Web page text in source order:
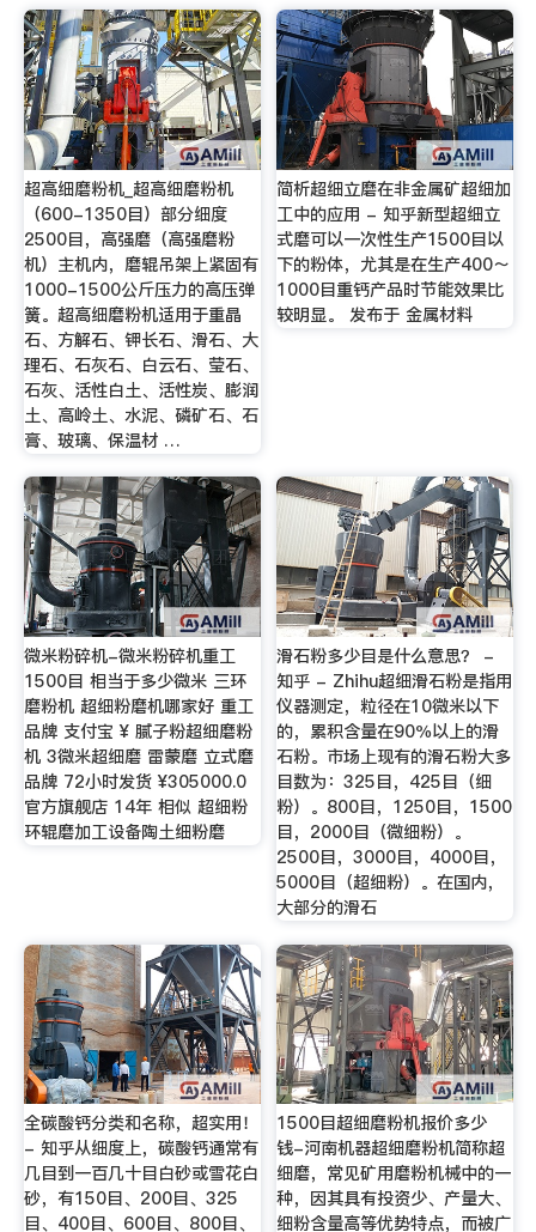
超高细磨粉机_超高细磨粉机
（600-1350目）部分细度
2500目，高强磨（高强磨粉
机）主机内，磨辊吊架上紧固有
1000-1500公斤压力的高压弹
簧。超高细磨粉机适用于重晶
石、方解石、钾长石、滑石、大
理石、石灰石、白云石、莹石、
石灰、活性白土、活性炭、膨润
土、高岭土、水泥、磷矿石、石
膏、玻璃、保温材 …
简析超细立磨在非金属矿超细加
工中的应用 - 知乎新型超细立
式磨可以一次性生产1500目以
下的粉体，尤其是在生产400～
1000目重钙产品时节能效果比
较明显。 发布于 金属材料
微米粉碎机-微米粉碎机重工
1500目 相当于多少微米 三环
磨粉机 超细粉磨机哪家好 重工
品牌 支付宝 ¥ 腻子粉超细磨粉
机 3微米超细磨 雷蒙磨 立式磨
品牌 72小时发货 ¥305000.0
官方旗舰店 14年 相似 超细粉
环辊磨加工设备陶土细粉磨
滑石粉多少目是什么意思？ -
知乎 - Zhihu超细滑石粉是指用
仪器测定，粒径在10微米以下
的，累积含量在90％以上的滑
石粉。市场上现有的滑石粉大多
目数为：325目，425目（细
粉）。800目，1250目，1500
目，2000目（微细粉）。
2500目，3000目，4000目，
5000目（超细粉）。在国内，
大部分的滑石
全碳酸钙分类和名称，超实用！
- 知乎从细度上，碳酸钙通常有
几目到一百几十目白砂或雪花白
砂，有150目、200目、325
目、400目、600目、800目、
1500目超细磨粉机报价多少
钱-河南机器超细磨粉机简称超
细磨，常见矿用磨粉机械中的一
种，因其具有投资少、产量大、
细粉含量高等优势特点，而被广